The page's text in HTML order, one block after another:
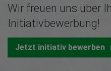
Wir freuen uns über
Initiativbewerbung!
Jetzt initiativ bewerben